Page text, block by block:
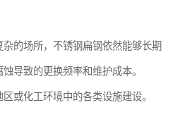
的场所，不锈钢扁钢依然能够长期
导致的更换频率和维护成本。
或化工环境中的各类设施建设。